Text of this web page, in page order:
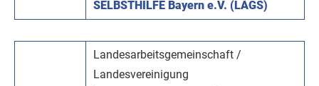
SELBSTHILFE Bayern e.V. (LAGS)
Landesarbeitsgemeinschaft /
Landesvereinigung